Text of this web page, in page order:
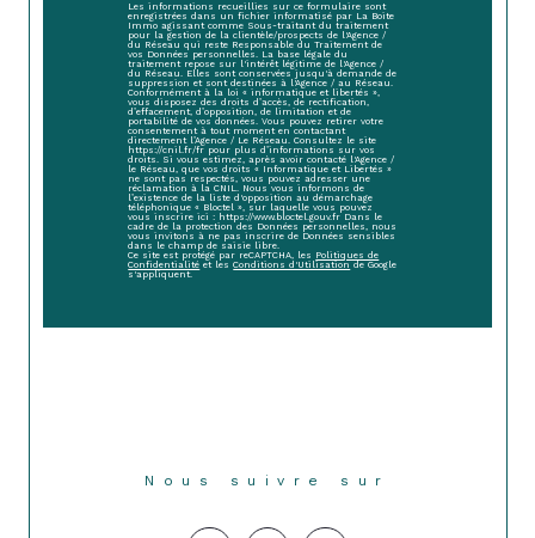
Les informations recueillies sur ce formulaire sont
enregistrées dans un fichier informatisé par La Boite
Immo agissant comme Sous-traitant du traitement
pour la gestion de la clientèle/prospects de l'Agence /
du Réseau qui reste Responsable du Traitement de
vos Données personnelles. La base légale du
traitement repose sur l'intérêt légitime de l'Agence /
du Réseau. Elles sont conservées jusqu'à demande de
suppression et sont destinées à l'Agence / au Réseau.
Conformément à la loi « informatique et libertés »,
vous disposez des droits d’accès, de rectification,
d’effacement, d’opposition, de limitation et de
portabilité de vos données. Vous pouvez retirer votre
consentement à tout moment en contactant
directement l’Agence / Le Réseau. Consultez le site
https://cnil.fr/fr pour plus d’informations sur vos
droits. Si vous estimez, après avoir contacté l'Agence /
le Réseau, que vos droits « Informatique et Libertés »
ne sont pas respectés, vous pouvez adresser une
réclamation à la CNIL. Nous vous informons de
l’existence de la liste d'opposition au démarchage
téléphonique « Bloctel », sur laquelle vous pouvez
vous inscrire ici : https://www.bloctel.gouv.fr Dans le
cadre de la protection des Données personnelles, nous
vous invitons à ne pas inscrire de Données sensibles
dans le champ de saisie libre.
Ce site est protégé par reCAPTCHA, les Politiques de
Confidentialité et lesConditions d'Utilisation de Google
s'appliquent.
Nous suivre sur